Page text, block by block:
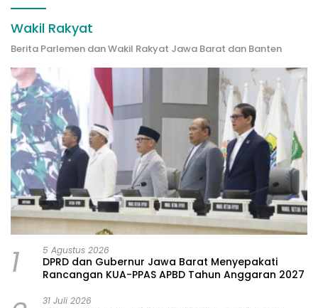
Wakil Rakyat
Berita Parlemen dan Wakil Rakyat Jawa Barat dan Banten
1 5 Agustus 2026
DPRD dan Gubernur Jawa Barat Menyepakati
Rancangan KUA-PPAS APBD Tahun Anggaran 2027
31 Juli 2026